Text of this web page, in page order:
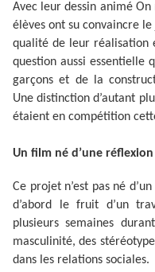
Avec leur dessin animé
élèves ont su convaincre
qualité de leur réalisation
question aussi essentielle
garçons et de la
Une distinction d’autant
étaient en compétition
Un film né d’une
Ce projet n’est pas né
d’abord le fruit d’un
plusieurs semaines
masculinité, des
dans les relations sociales.